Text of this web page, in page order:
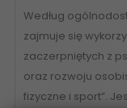
Według
zajmuje się
zaczerpniętych z
oraz rozwoju
fizyczne i sport”.